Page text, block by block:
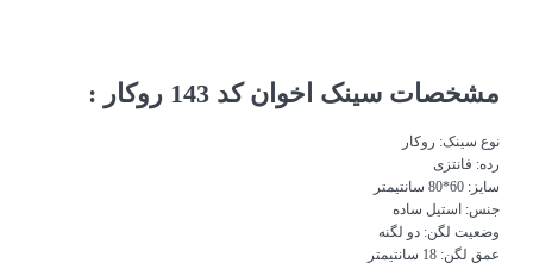
مشخصات سینک اخوان کد 143 روکار :
نوع سینک: روکار
رده: فانتزی
سایز: 60*80 سانتیمتر
جنس: استیل ساده
وضعیت لگن: دو لگنه
عمق لگن: 18 سانتیمتر